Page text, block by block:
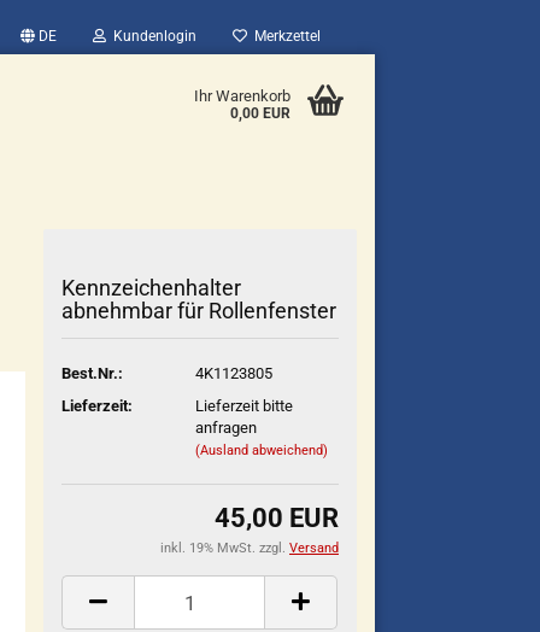
DE Kundenlogin Merkzettel
Ihr Warenkorb
0,00 EUR
Kennzeichenhalter
abnehmbar für Rollenfenster
Best.Nr.:
4K1123805
Lieferzeit:
Lieferzeit bitte
anfragen
(Ausland abweichend)
45,00 EUR
inkl. 19% MwSt. zzgl. Versand